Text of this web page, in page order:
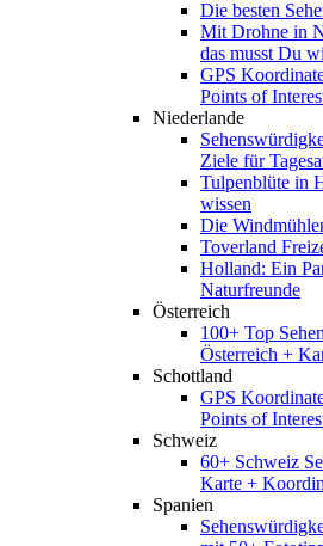
Die besten
Mit Drohne in
das musst Du
GPS
Points of
Niederlande
Ziele für
Tulpenblüte in
wissen
Die
Toverland
Holland: Ein
Naturfreunde
Österreich
100+ Top
Österreich +
Schottland
GPS
Points of
Schweiz
60+ Schweiz
Karte +
Spanien